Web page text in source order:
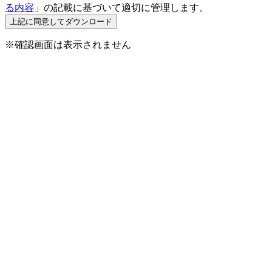
る内容 」の記載に基づいて適切に管理します。
※確認画面は表示されません